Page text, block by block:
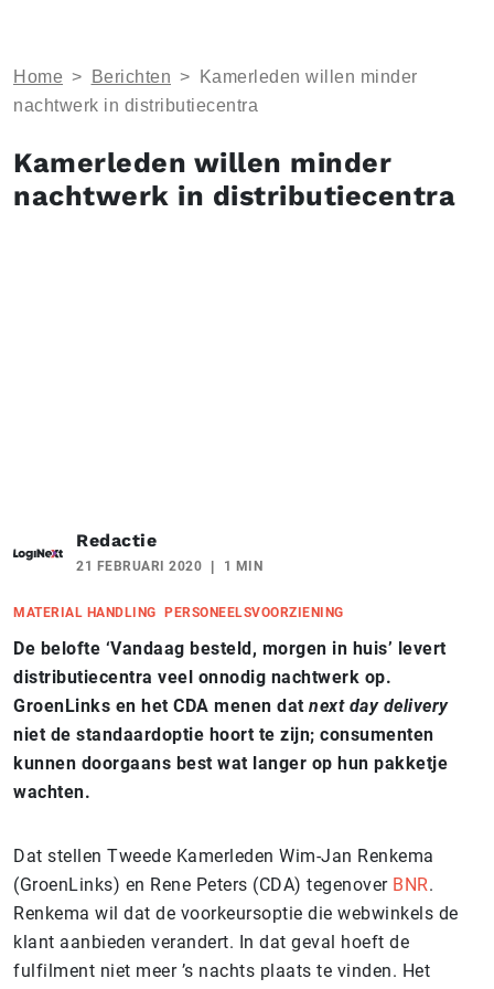
Home > Berichten >
Kamerleden willen minder
nachtwerk in distributiecentra
Kamerleden willen minder
nachtwerk in distributiecentra
Redactie
21 FEBRUARI 2020 1 MIN
MATERIAL HANDLING PERSONEELSVOORZIENING
De belofte ‘Vandaag besteld, morgen in huis’ levert
distributiecentra veel onnodig nachtwerk op.
GroenLinks en het CDA menen dat next day delivery
niet de standaardoptie hoort te zijn; consumenten
kunnen doorgaans best wat langer op hun pakketje
wachten.
Dat stellen Tweede Kamerleden Wim-Jan Renkema
(GroenLinks) en Rene Peters (CDA) tegenover BNR.
Renkema wil dat de voorkeursoptie die webwinkels de
klant aanbieden verandert. In dat geval hoeft de
fulfilment niet meer ’s nachts plaats te vinden. Het